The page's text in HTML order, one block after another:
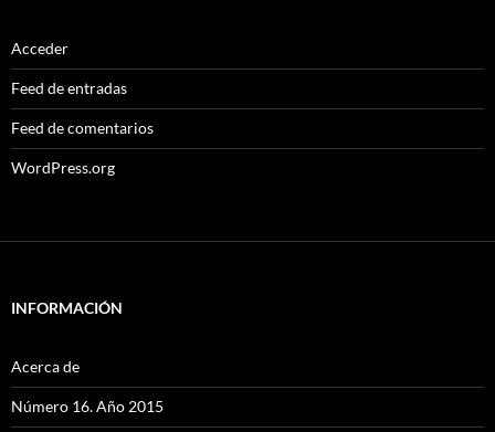
Acceder
Feed de entradas
Feed de comentarios
WordPress.org
INFORMACIÓN
Acerca de
Número 16. Año 2015